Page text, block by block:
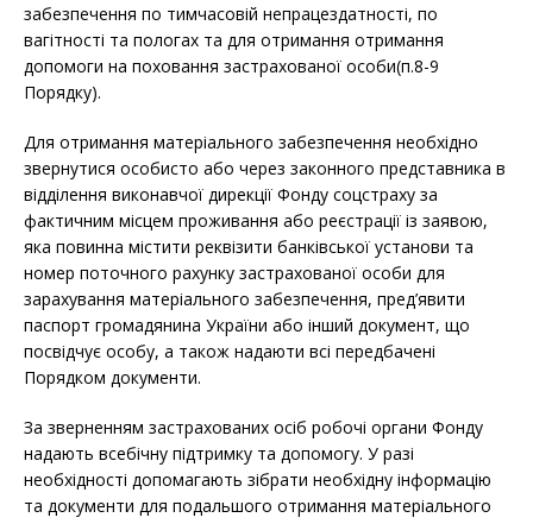
забезпечення по тимчасовій непрацездатності, по
вагітності та пологах та для отримання отримання
допомоги на поховання застрахованої особи(п.8-9
Порядку).
Для отримання матеріального забезпечення необхідно
звернутися особисто або через законного представника в
відділення виконавчої дирекції Фонду соцстраху за
фактичним місцем проживання або реєстрації із заявою,
яка повинна містити реквізити банківської установи та
номер поточного рахунку застрахованої особи для
зарахування матеріального забезпечення, пред’явити
паспорт громадянина України або інший документ, що
посвідчує особу, а також надаюти всі передбачені
Порядком документи.
За зверненням застрахованих осіб робочі органи Фонду
надають всебічну підтримку та допомогу. У разі
необхідності допомагають зібрати необхідну інформацію
та документи для подальшого отримання матеріального